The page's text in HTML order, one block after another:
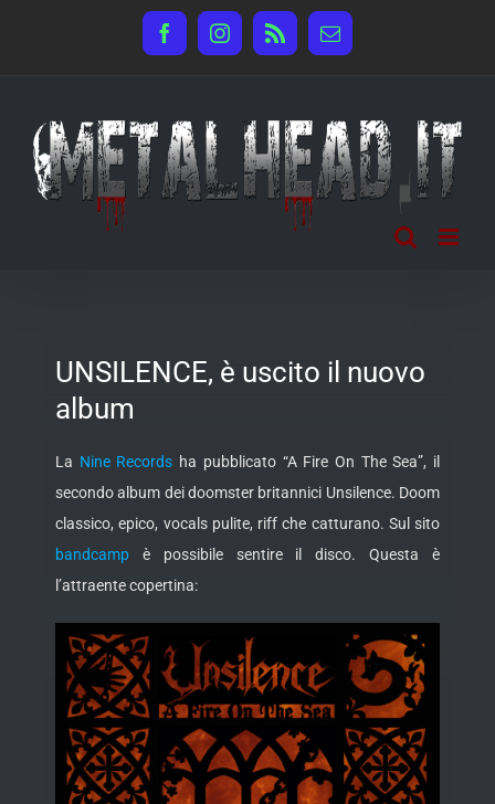
FacebookInstagram
Rss Email
UNSILENCE, è uscito il nuovo
album
La Nine Records ha pubblicato “A Fire On The Sea”, il
secondo album dei doomster britannici Unsilence. Doom
classico, epico, vocals pulite, riff che catturano. Sul sito
bandcamp è possibile sentire il disco. Questa è
l’attraente copertina: